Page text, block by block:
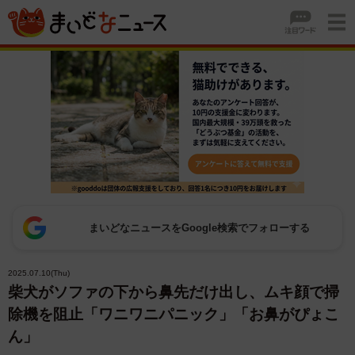
まいどなニュースをGoogle検索でフォローする
2025.07.10(Thu)
柴犬がソファの下から鼻先だけ出し、ムキ顔で掃
除機を阻止「ワニワニパニック」「お鼻がぴょこ
ん」